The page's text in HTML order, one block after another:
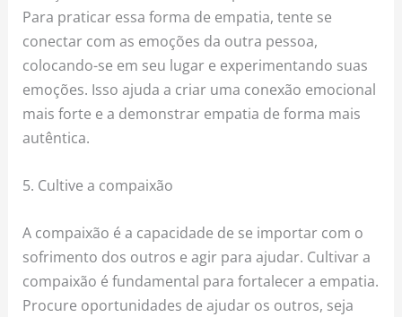
Para praticar essa forma de empatia, tente se
conectar com as emoções da outra pessoa,
colocando-se em seu lugar e experimentando suas
emoções. Isso ajuda a criar uma conexão emocional
mais forte e a demonstrar empatia de forma mais
autêntica.
5. Cultive a compaixão
A compaixão é a capacidade de se importar com o
sofrimento dos outros e agir para ajudar. Cultivar a
compaixão é fundamental para fortalecer a empatia.
Procure oportunidades de ajudar os outros, seja